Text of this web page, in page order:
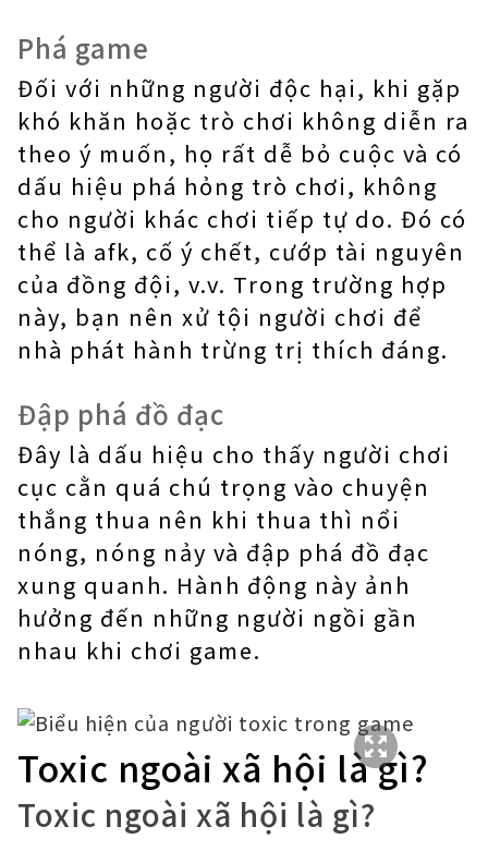
Phá game
Đối với những người độc hại, khi gặp
khó khăn hoặc trò chơi không diễn ra
theo ý muốn, họ rất dễ bỏ cuộc và có
dấu hiệu phá hỏng trò chơi, không
cho người khác chơi tiếp tự do. Đó có
thể là afk, cố ý chết, cướp tài nguyên
của đồng đội, v.v. Trong trường hợp
này, bạn nên xử tội người chơi để
nhà phát hành trừng trị thích đáng.
Đập phá đồ đạc
Đây là dấu hiệu cho thấy người chơi
cục cằn quá chú trọng vào chuyện
thắng thua nên khi thua thì nổi
nóng, nóng nảy và đập phá đồ đạc
xung quanh. Hành động này ảnh
hưởng đến những người ngồi gần
nhau khi chơi game.
Toxic ngoài xã hội là gì?
Toxic ngoài xã hội là gì?